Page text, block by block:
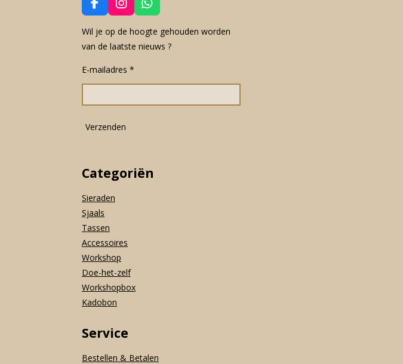
F
a
c
e
o
o
I
n
s
t
g
r
m
W
h
a
t
p
Wil je op de hoogte gehouden worden
van de laatste nieuws ?
E-mailadres *
Verzenden
Categoriën
Sieraden
Sjaals
Tassen
Accessoires
Workshop
Doe-het-zelf
Workshopbox
Kadobon
Service
Bestellen & Betalen